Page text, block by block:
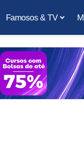
Famosos & TV